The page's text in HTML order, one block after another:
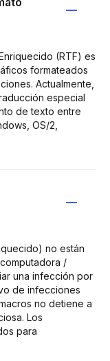
(RTF) es
formateados
Actualmente,
especial
de texto entre
OS/2,
no están
/
una infección por
de infecciones
no detiene a
Los
para